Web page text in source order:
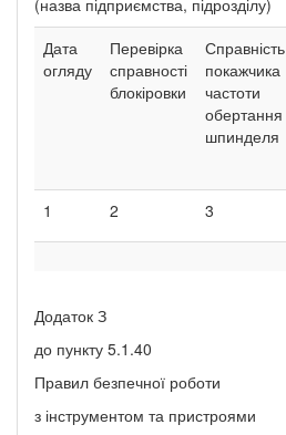
Дата
огляду
Перевірка
справності
блокіровки
Справність
покажчика
частоти
обертання
шпинделя
1 2 3
Додаток З
до пункту 5.1.40
Правил безпечної роботи
з інструментом та пристроями